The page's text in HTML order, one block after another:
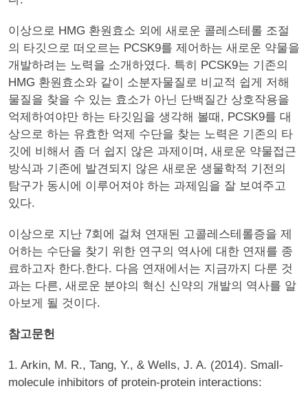
이상으로 HMG 환원효소 외에 새로운 콜레스테롤 조절
의 타깃으로 떠오르는 PCSK9를 제어하는 새로운 약물을
개발하려는 노력을 소개하였다. 특히 PCSK9는 기존의
HMG 환원효소와 같이 소분자물질로 비교적 쉽게 저해
물질을 찾을 수 있는 효소가 아닌 단백질간 상호작용을
억제하여야만 하는 타깃임을 생각해 볼때, PCSK9를 대
상으로 하는 유효한 억제 수단을 찾는 노력은 기존의 타
깃에 비해서 좀 더 쉽지 않은 과제이며, 새로운 약물접근
방식과 기존에 발견되지 않은 새로운 생물학적 기전의
탐구가 동시에 이루어져야 하는 과제임을 잘 보여주고
있다.
이상으로 지난 7회에 걸쳐 연재된 고콜레스테롤증을 제
어하는 수단을 찾기 위한 연구의 역사에 대한 연재를 종
료하고자 한다.한다. 다음 연재에서는 지금까지 다룬 것
과는 다른, 새로운 분야의 혁신 신약의 개발의 역사를 알
아보게 될 것이다.
참고문헌
1. Arkin, M. R., Tang, Y., & Wells, J. A. (2014). Small-
molecule inhibitors of protein-protein interactions: